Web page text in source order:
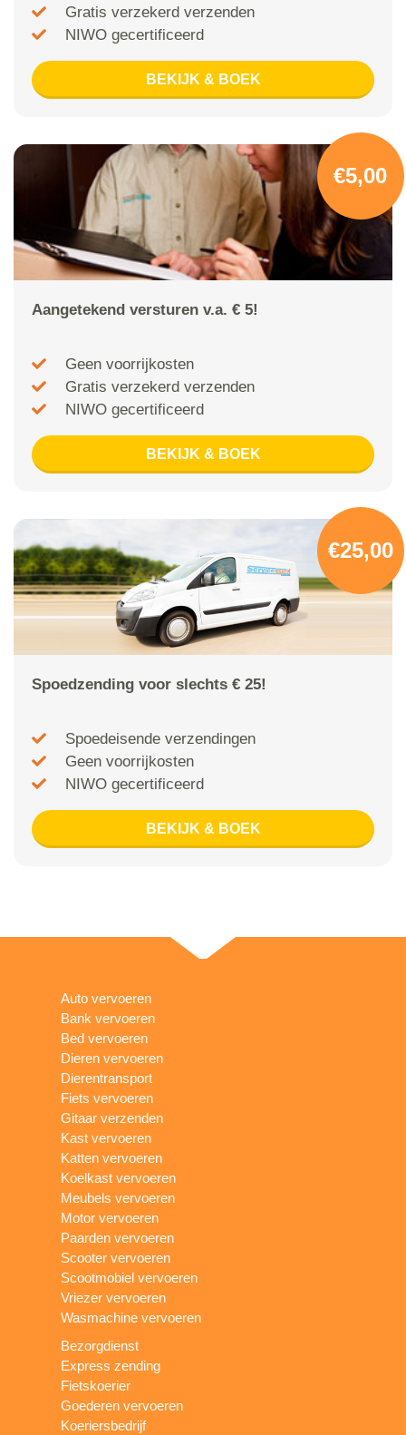
Gratis verzekerd verzenden
NIWO gecertificeerd
BEKIJK & BOEK
€5,00
Aangetekend versturen v.a. € 5!
Geen voorrijkosten
Gratis verzekerd verzenden
NIWO gecertificeerd
BEKIJK & BOEK
€25,00
Spoedzending voor slechts € 25!
Spoedeisende verzendingen
Geen voorrijkosten
NIWO gecertificeerd
BEKIJK & BOEK
Auto vervoeren
Bank vervoeren
Bed vervoeren
Dieren vervoeren
Dierentransport
Fiets vervoeren
Gitaar verzenden
Kast vervoeren
Katten vervoeren
Koelkast vervoeren
Meubels vervoeren
Motor vervoeren
Paarden vervoeren
Scooter vervoeren
Scootmobiel vervoeren
Vriezer vervoeren
Wasmachine vervoeren
Bezorgdienst
Express zending
Fietskoerier
Goederen vervoeren
Koeriersbedrijf